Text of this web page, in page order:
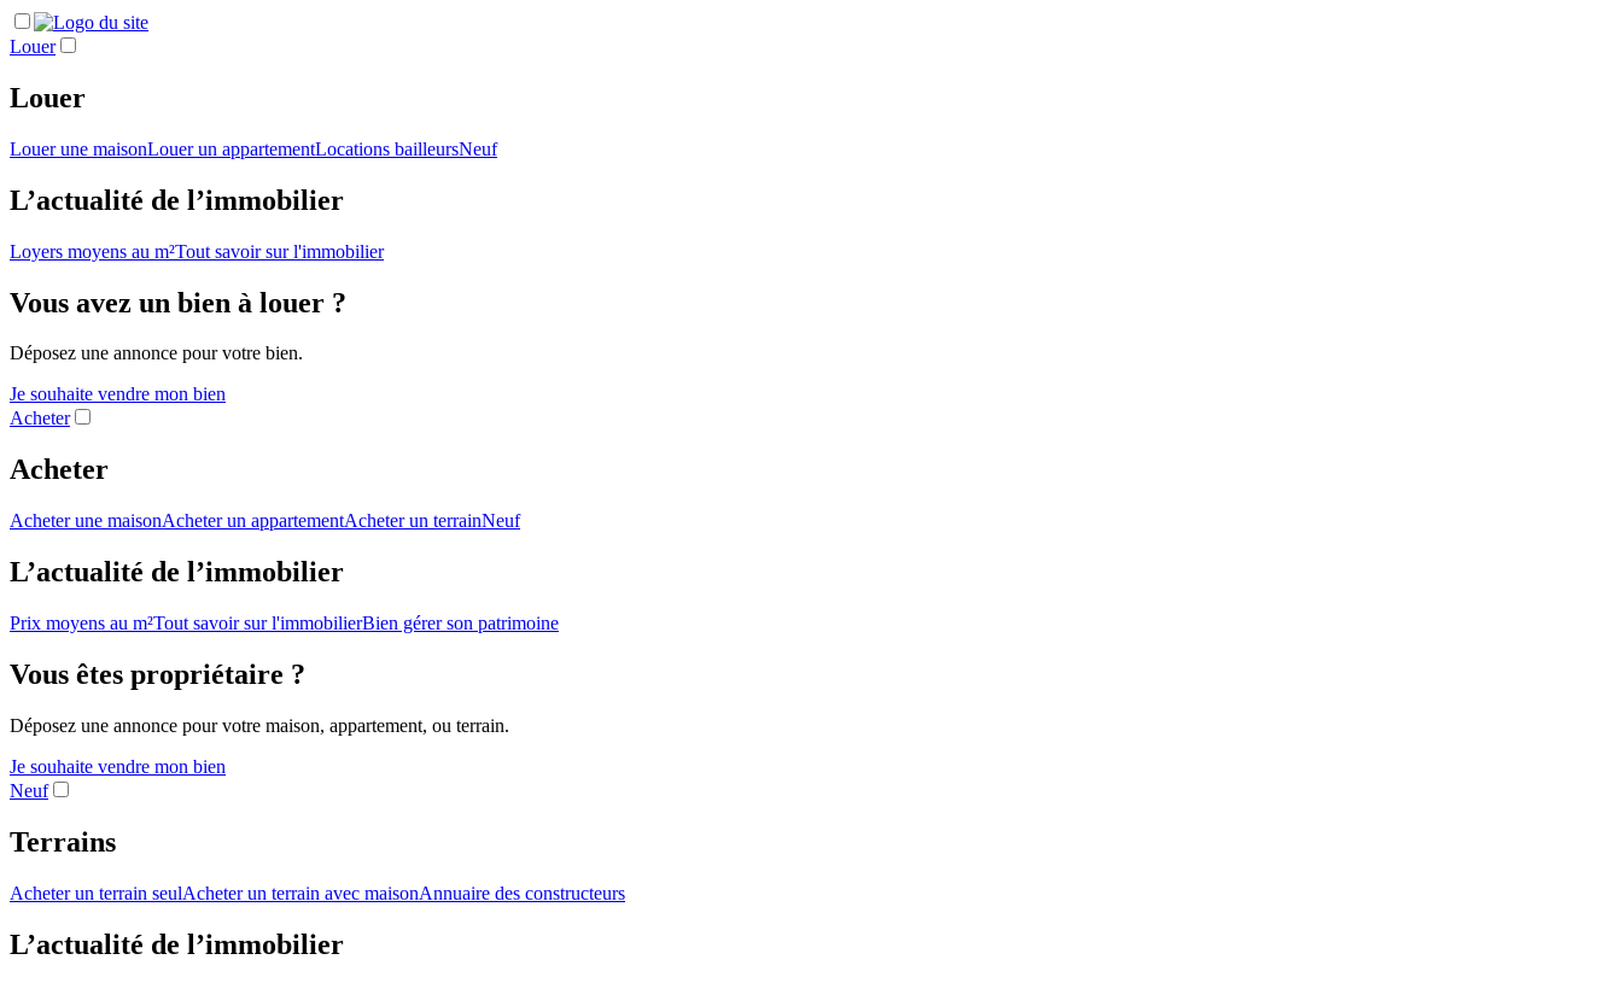
Louer
Louer
Louer une maisonLouer un appartementLocations bailleursNeuf
L’actualité de l’immobilier
Loyers moyens au m²Tout savoir sur l'immobilier
Vous avez un bien à louer ?
Déposez une annonce pour votre bien.
Je souhaite vendre mon bien
Acheter
Acheter
Acheter une maisonAcheter un appartementAcheter un terrainNeuf
L’actualité de l’immobilier
Prix moyens au m²Tout savoir sur l'immobilierBien gérer son patrimoine
Vous êtes propriétaire ?
Déposez une annonce pour votre maison, appartement, ou terrain.
Je souhaite vendre mon bien
Neuf
Terrains
Acheter un terrain seulAcheter un terrain avec maisonAnnuaire des constructeurs
L’actualité de l’immobilier